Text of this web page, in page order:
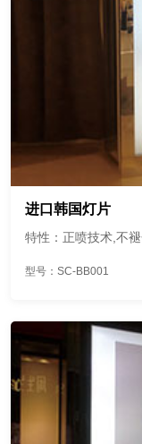
进口韩国灯片
特性：正喷技术,不
型号：SC-BB001